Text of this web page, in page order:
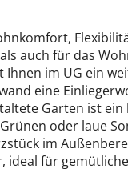
auch für das
im UG ein
eine
Garten ist
oder laue
im
für